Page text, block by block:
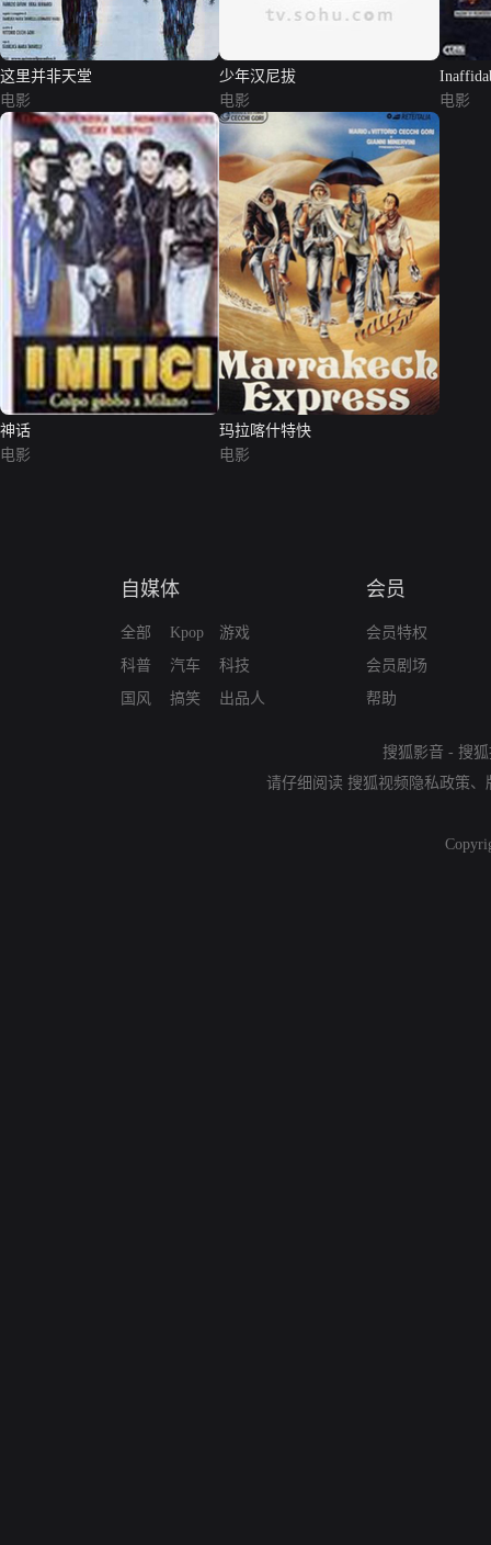
这里并非天堂
电影
少年汉尼拔
电影
电影
神话
电影
玛拉喀什特快
电影
自媒体
全部
科普
国风
Kpop
汽车
搞笑
游戏
科技
出品人
会员
会员特权
会员剧场
帮助
搜狐影音 - 搜
请仔细阅读 搜狐视频隐私政策、